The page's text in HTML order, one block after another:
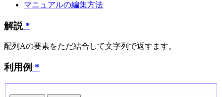
マニュアルの編集方法
解説*
配列Aの要素をただ結合して文字列で返すます。
利用例 *